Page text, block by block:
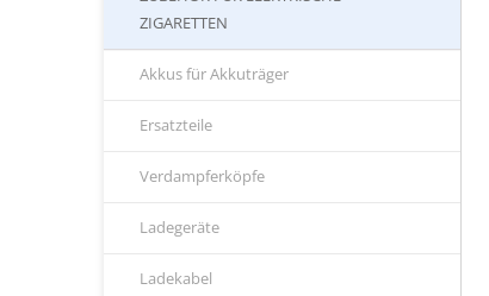
ZIGARETTEN
Akkus für Akkuträger
Ersatzteile
Verdampferköpfe
Ladegeräte
Ladekabel